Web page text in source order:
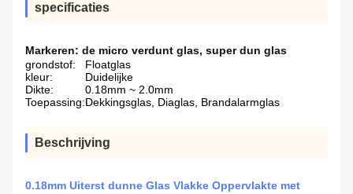
specificaties
Markeren: de micro verdunt glas, super dun glas
grondstof:
Floatglas
kleur:
Duidelijke
Dikte:
0.18mm ~ 2.0mm
Toepassing:Dekkingsglas, Diaglas, Brandalarmglas
Beschrijving
0.18mm Uiterst dunne Glas Vlakke Oppervlakte met